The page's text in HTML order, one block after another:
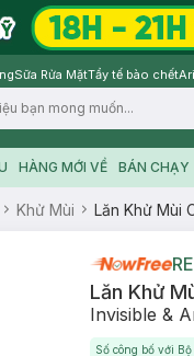
Sữa Rửa MặtTẩy tế bào chết
HÀNG MỚI VỀ BÁN CHẠY
Khử Mùi Lăn Khử Mùi
Lăn Khử
Invisible &
Số công bố với